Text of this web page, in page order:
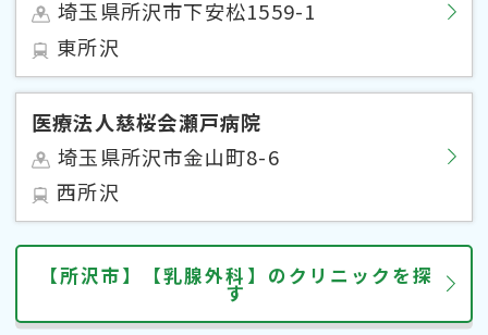
埼玉県所沢市下安松1559-1
東所沢
医療法人慈桜会瀬戸病院
埼玉県所沢市金山町8-6
西所沢
【所沢市】【乳腺外科】のクリニックを探
す